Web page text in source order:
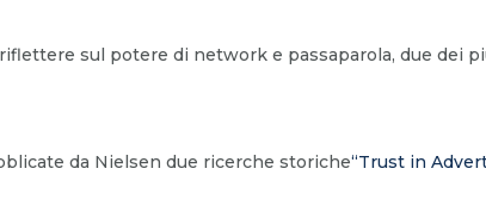
sul potere di network e passaparola, due dei
da Nielsen due ricerche storiche“Trust in